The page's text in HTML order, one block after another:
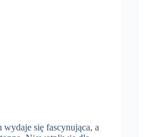
się fascynująca, a